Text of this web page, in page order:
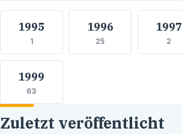
1995
1
1996
25
1997
2
1999
63
Zuletzt veröffentlicht